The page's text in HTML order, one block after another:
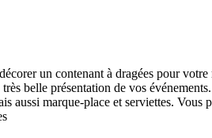
un contenant à dragées pour votre
belle présentation de vos événements.
aussi marque-place et serviettes. Vous